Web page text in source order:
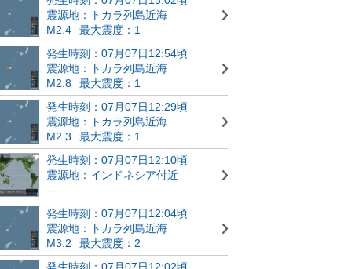
震源地：トカラ列島近海
M2.4
最大震度：1
発生時刻：07月07日12:54頃
震源地：トカラ列島近海
M2.8
最大震度：1
発生時刻：07月07日12:29頃
震源地：トカラ列島近海
M2.3
最大震度：1
発生時刻：07月07日12:10頃
震源地：インドネシア付近
---
発生時刻：07月07日12:04頃
震源地：トカラ列島近海
M3.2
最大震度：2
発生時刻：07月07日12:02頃